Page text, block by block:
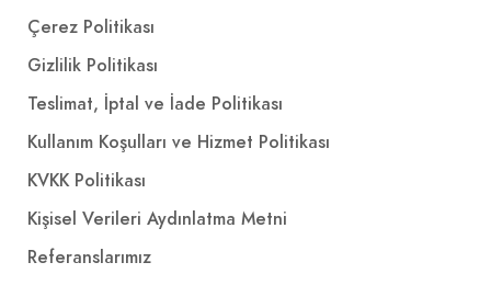
Çerez Politikası
Gizlilik Politikası
Teslimat, İptal ve İade Politikası
Kullanım Koşulları ve Hizmet Politikası
KVKK Politikası
Kişisel Verileri Aydınlatma Metni
Referanslarımız